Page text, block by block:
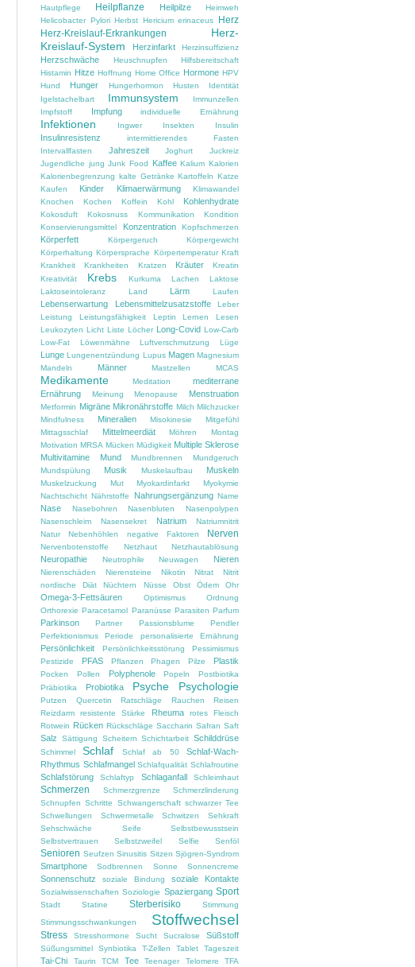
Hautpflege Heilpflanze Heilpilze
Heimweh
Helicobacter Pylori Herbst Hericium erinaceus
Herz
Herz-Kreislauf-Erkrankungen
Herz-
Kreislauf-System
Herzinfarkt Herzinsuffizienz
Herzschwäche Heuschnupfen
Hilfsbereitschaft
Histamin Hitze Hoffnung Home Office Hormone HPV
Hund
Hunger Hungerhormon Husten
Identität
Igelstachelbart
Immunsystem
Immunzellen
Impfstoff
Impfung individuelle Ernährung
Infektionen Ingwer Insekten Insulin
Insulinresistenz
intermittierendes Fasten
Intervallfasten
Jahreszeit Joghurt
Juckreiz
Jugendliche jung Junk Food Kaffee Kalium Kalorien
Kalorienbegrenzung kalte Getränke Kartoffeln Katze
Kaufen
Kinder Klimaerwärmung
Klimawandel
Knochen
Kochen Koffein Kohl Kohlenhydrate
Kokosduft Kokosnuss Kommunikation
Kondition
Konservierungsmittel
Konzentration Kopfschmerzen
Körperfett Körpergeruch
Körpergewicht
Körperhaltung Körpersprache Körpertemperatur Kraft
Krankheit
Krankheiten Kratzen Kräuter
Kreatin
Kreativität
Krebs Kurkuma Lachen
Laktose
Laktoseintoleranz
Land Lärm Laufen
Lebenserwartung Lebensmittelzusatzstoffe
Leber
Leistung
Leistungsfähigkeit Leptin Lernen
Lesen
Leukozyten Licht Liste Löcher Long-Covid Low-Carb
Low-Fat
Löwenmähne Luftverschmutzung Lüge
Lunge Lungenentzündung Lupus Magen Magnesium
Mandeln
Männer Mastzellen MCAS
Medikamente Meditation
mediterrane
Ernährung
Meinung Menopause Menstruation
Metformin Migräne Mikronährstoffe Milch Milchzucker
Mindfulness
Mineralien Misokinesie
Mitgefühl
Mittagsschlaf
Mittelmeerdiät Möhren
Montag
Motivation MRSA Mücken Müdigkeit Multiple Sklerose
Multivitamine
Mund Mundbrennen
Mundgeruch
Mundspülung
Musik Muskelaufbau Muskeln
Muskelzuckung Mut Myokardinfarkt
Myokymie
Nachtschicht Nährstoffe Nahrungsergänzung Name
Nase Nasebohren Nasenbluten
Nasenpolypen
Nasenschleim
Nasensekret Natrium
Natriumnitrit
Natur
Nebenhöhlen negative Faktoren Nerven
Nervenbotenstoffe Netzhaut Netzhautablösung
Neuropathie Neutrophile Neuwagen Nieren
Nierenschäden Nierensteine Nikotin Nitrat
Nitrit
nordische Diät
Nüchtern Nüsse Obst Ödem Ohr
Omega-3-Fettsäuren Optimismus
Ordnung
Orthorexie Paracetamol Paranüsse Parasiten Parfum
Parkinson Partner Passionsblume
Pendler
Perfektionismus
Periode personalisierte Ernährung
Persönlichkeit Persönlichkeitsstörung
Pessimismus
Pestizide
PFAS Pflanzen Phagen Pilze Plastik
Pocken Pollen Polyphenole Popeln
Postbiotika
Präbiotika
Probiotika Psyche Psychologie
Putzen Quercetin Ratschläge Rauchen
Reisen
Reizdarm
resistente Stärke Rheuma
rotes Fleisch
Rotwein Rücken Rückschläge Saccharin Safran Saft
Salz Sättigung Scheitern Schichtarbeit Schilddrüse
Schimmel Schlaf Schlaf ab 50
Schlaf-Wach-
Rhythmus Schlafmangel Schlafqualität Schlafroutine
Schlafstörung Schlaftyp Schlaganfall Schleimhaut
Schmerzen Schmerzgrenze
Schmerzlinderung
Schnupfen Schritte Schwangerschaft schwarzer Tee
Schwellungen
Schwermetalle Schwitzen
Sehkraft
Sehschwäche
Seife
Selbstbewusstsein
Selbstvertrauen
Selbstzweifel Selfie Senföl
Senioren Seufzen Sinusitis Sitzen Sjögren-Syndrom
Smartphone Sodbrennen Sonne Sonnencreme
Sonnenschutz soziale Bindung soziale Kontakte
Sozialwissenschaften Soziologie Spaziergang Sport
Stadt Statine Sterberisiko
Stimmung
Stimmungsschwankungen
Stoffwechsel
Stress Stresshormone Sucht Sucralose Süßstoff
Süßungsmittel Synbiotika T-Zellen Tablet Tageszeit
Tai-Chi Taurin TCM Tee Teenager Telomere TFA